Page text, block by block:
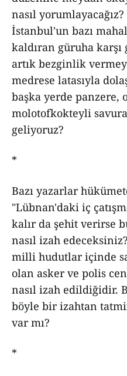
nasıl
İstanbul'un bazı
kaldıran güruha karşı
artık bezginlik
medrese latasıyla
başka yerde panzere,
molotofkokteyli
geliyoruz?
*
Bazı yazarlar
"Lübnan'daki iç
kalır da şehit verirse
nasıl izah
milli hudutlar içinde
olan asker ve polis
nasıl izah edildiğidir.
böyle bir izahtan
var mı?
*